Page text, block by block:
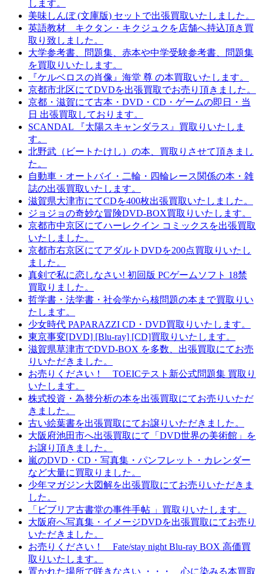
します。
美味しんぼ (文庫版) セットで出張買取いたしました。
英語教材 キクタン・キクジュクを店舗へ持込頂き買
取り致しました。
大学参考書、問題集、赤本や中学受験参考書、問題集
を買取りいたします。
『ケルベロスの肖像』海堂 尊 の本買取いたします。
京都市北区にてDVDを出張買取でお売り頂きました。
京都・滋賀にて古本・DVD・CD・ゲームの即日・当
日 出張買取しております。
SCANDAL 『太陽スキャンダラス』買取りいたしま
す。
北野武（ビートたけし）の本、買取りさせて頂きまし
た。
自動車・オートバイ・二輪・四輪レース関係の本・雑
誌の出張買取いたします。
滋賀県大津市にてCDを400枚出張買取いたしました。
ジョジョの奇妙な冒険DVD-BOX買取りいたします。
京都市中京区にてハーレクイン コミックスを出張買取
いたしました。
京都市右京区にてアダルトDVDを200点買取りいたし
ました。
真剣で私に恋しなさい! 初回版 PCゲームソフト 18禁
買取りました。
哲学書・法学書・社会学から核問題の本まで買取りい
たします。
少女時代 PAPARAZZI CD・DVD買取りいたします。
東京事変[DVD] [Blu-ray] [CD]買取りいたします。
滋賀県草津市でDVD-BOX を多数、出張買取にてお売
りいただきました。
お売りください！ TOEICテスト新公式問題集 買取り
いたします。
株式投資・為替分析の本を出張買取にてお売りいただ
きました。
古い絵葉書を出張買取にてお譲りいただきました。
大阪府池田市へ出張買取にて「DVD世界の美術館」を
お譲り頂きました。
嵐のDVD・CD・写真集・パンフレット・カレンダー
など大量に買取りました。
少年マガジン大図解を出張買取にてお売りいただきま
した。
「ビブリア古書堂の事件手帖 」買取りいたします。
大阪府へ写真集・イメージDVDを出張買取にてお売り
いただきました。
お売りください！ Fate/stay night Blu-ray BOX 高価買
取りいたします。
置かれた場所で咲きなさい ・・・ 心に染みる本買取